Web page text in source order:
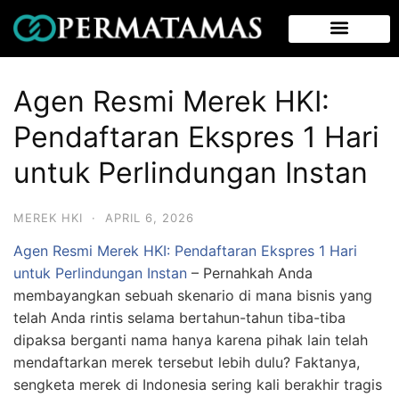
Agen Resmi Merek HKI:
Pendaftaran Ekspres 1 Hari
untuk Perlindungan Instan
MEREK HKI · APRIL 6, 2026
Agen Resmi Merek HKI: Pendaftaran Ekspres 1 Hari
untuk Perlindungan Instan – Pernahkah Anda
membayangkan sebuah skenario di mana bisnis yang
telah Anda rintis selama bertahun-tahun tiba-tiba
dipaksa berganti nama hanya karena pihak lain telah
mendaftarkan merek tersebut lebih dulu? Faktanya,
sengketa merek di Indonesia sering kali berakhir tragis